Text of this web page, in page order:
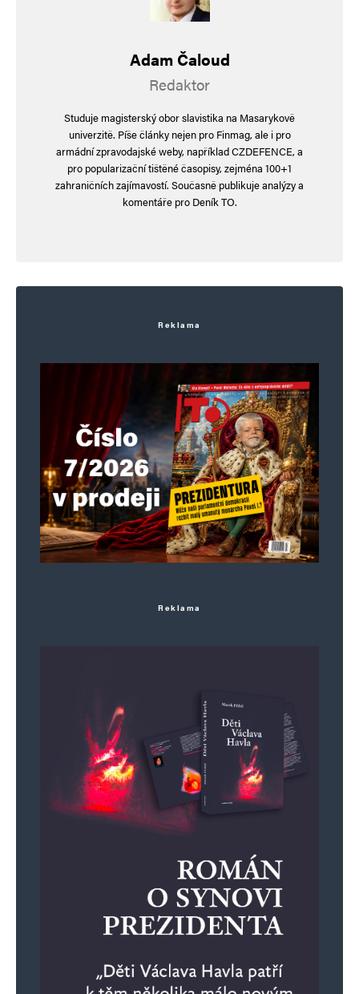
obětuje sám sebe.
Bohužel zatím nevíme, co si o tom máme
myslet. Už aby nám zdejší režimní pošuci
vysvětlili, jak chytrá to od Prci byla nevýhra
nechat prezidenta, aby si ním vytřel prdel.
Nějak jim to trvá, avšak z dáli již slyším
hrdinně kňourat zástup morálních vítězů.
Jméno*
Informujte mě o nových komentářích e-mailem.
Informujte mě o nových příspěvcích e-mailem.
Alternative:
Adam Čaloud
Redaktor
Studuje magisterský obor slavistika na Masarykově
univerzitě. Píše články nejen pro Finmag, ale i pro
armádní zpravodajské weby, například CZDEFENCE, a
pro popularizační tištěné časopisy, zejména 100+1
zahraničních zajímavostí. Současně publikuje analýzy a
komentáře pro Deník TO.
Reklama
Reklama